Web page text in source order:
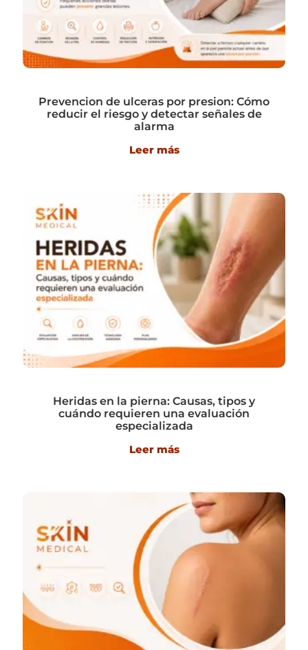
Prevencion de ulceras por presion: Cómo
reducir el riesgo y detectar señales de
alarma
Leer más
Heridas en la pierna: Causas, tipos y
cuándo requieren una evaluación
especializada
Leer más